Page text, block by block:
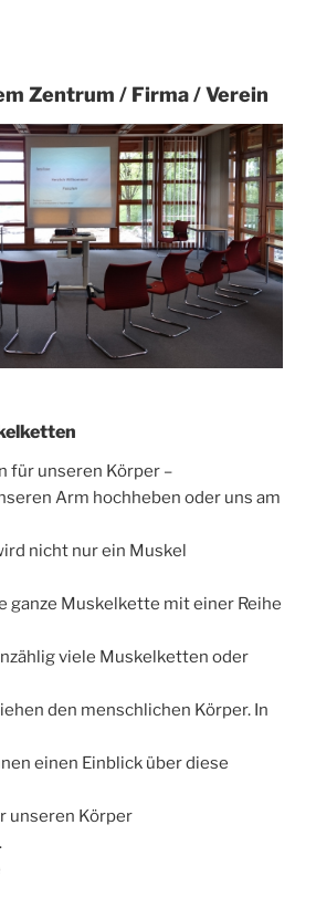
Zentrum / Firma / Verein
für unseren Körper –
Arm hochheben oder uns am
nicht nur ein Muskel
ganze Muskelkette mit einer Reihe
viele Muskelketten oder
den menschlichen Körper. In
einen Einblick über diese
unseren Körper